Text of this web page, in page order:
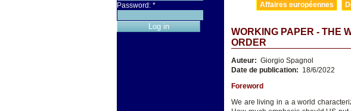
Password: *
Affaires européennes
WORKING PAPER - THE
ORDER
Auteur: Giorgio Spagnol
Date de publication: 18/6/2022
Foreword
We are living in a a world